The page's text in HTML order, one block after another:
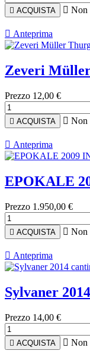
 ACQUISTA  Non
 Anteprima
Zeveri
Prezzo 12,00 €
 ACQUISTA  Non
 Anteprima
EPOKALE
Prezzo 1.950,00 €
 ACQUISTA  Non
 Anteprima
Sylvaner
Prezzo 14,00 €
 ACQUISTA  Non